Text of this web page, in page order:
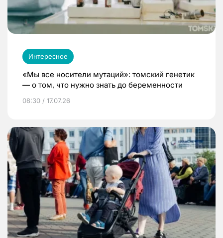
Интересное
«Мы все носители мутаций»: томский генетик
— о том, что нужно знать до беременности
08:30 / 17.07.26